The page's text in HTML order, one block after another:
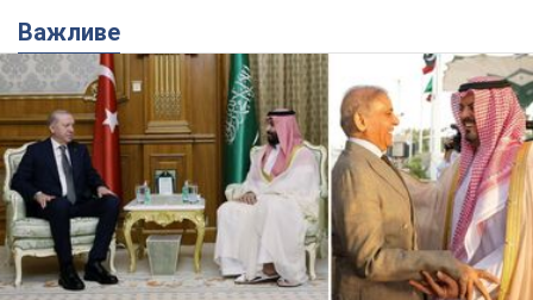
Важливе